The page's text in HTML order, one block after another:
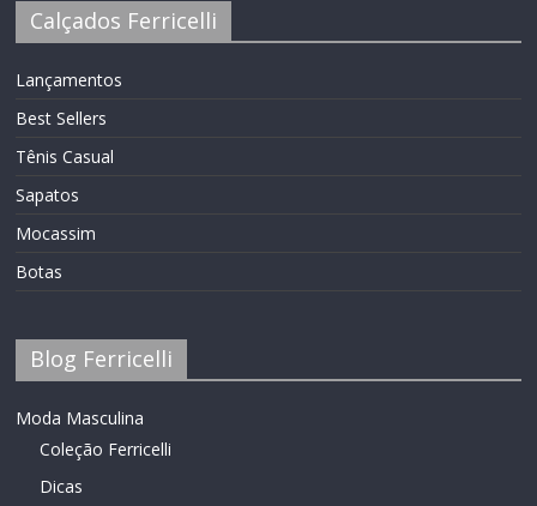
Calçados Ferricelli
Lançamentos
Best Sellers
Tênis Casual
Sapatos
Mocassim
Botas
Blog Ferricelli
Moda Masculina
Coleção Ferricelli
Dicas